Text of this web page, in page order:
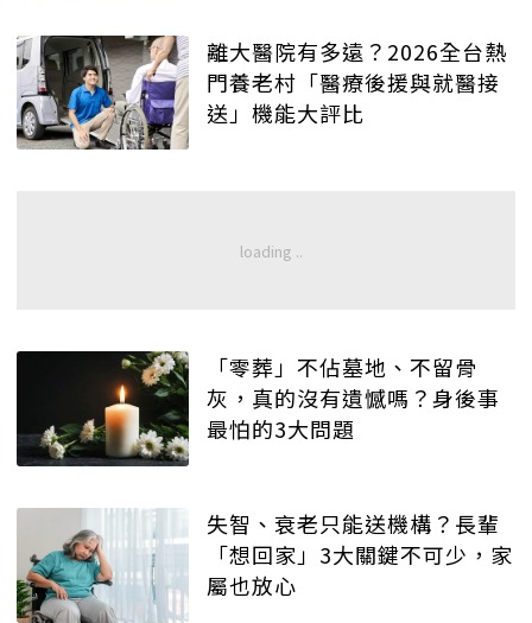
離大醫院有多遠？2026全台熱
門養老村「醫療後援與就醫接
送」機能大評比
「零葬」不佔墓地、不留骨
灰，真的沒有遺憾嗎？身後事
最怕的3大問題
失智、衰老只能送機構？長輩
「想回家」3大關鍵不可少，家
屬也放心